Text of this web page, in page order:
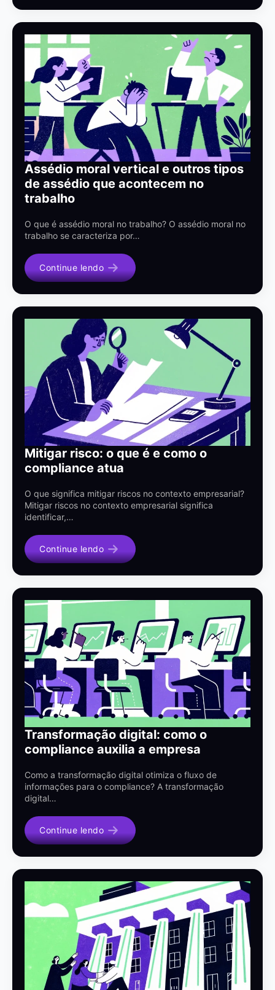
Assédio moral vertical e outros tipos
de assédio que acontecem no
trabalho
O que é assédio moral no trabalho? O assédio moral no
trabalho se caracteriza por…
Continue lendo
Mitigar risco: o que é e como o
compliance atua
O que significa mitigar riscos no contexto empresarial?
Mitigar riscos no contexto empresarial significa
identificar,…
Continue lendo
Transformação digital: como o
compliance auxilia a empresa
Como a transformação digital otimiza o fluxo de
informações para o compliance? A transformação
digital…
Continue lendo